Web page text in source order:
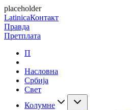
placeholder
LatinicaКонтакт
Правда
Претплата
П
Насловна
Србија
Свет
Колумне